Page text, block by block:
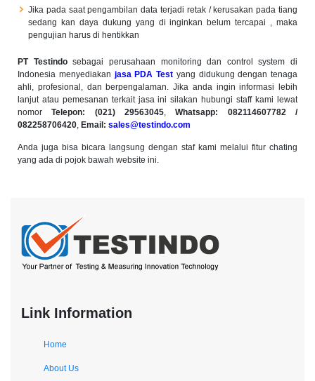
Jika pada saat pengambilan data terjadi retak / kerusakan pada tiang
sedang kan daya dukung yang di inginkan belum tercapai , maka
pengujian harus di hentikkan
PT Testindosebagai perusahaan monitoring dan control system di
Indonesia menyediakan jasa PDA Test yang didukung dengan tenaga
ahli, profesional, dan berpengalaman. Jika anda ingin informasi lebih
lanjut atau pemesanan terkait jasa ini silakan hubungi staff kami lewat
nomorTelepon: (021) 29563045,Whatsapp: 082114607782
/
082258706420, Email: sales@testindo.com
Anda juga bisa bicara langsung dengan staf kami melalui fitur chating
yang ada di pojok bawah website ini.
Link Information
Home
About Us